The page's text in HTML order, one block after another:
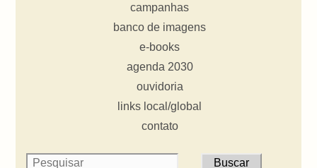
campanhas
banco de imagens
e-books
agenda 2030
ouvidoria
links local/global
contato